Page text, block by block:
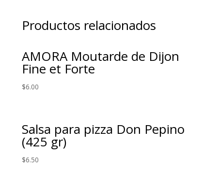
Productos relacionados
AMORA Moutarde de Dijon
Fine et Forte
$6.00
Salsa para pizza Don Pepino
(425 gr)
$6.50